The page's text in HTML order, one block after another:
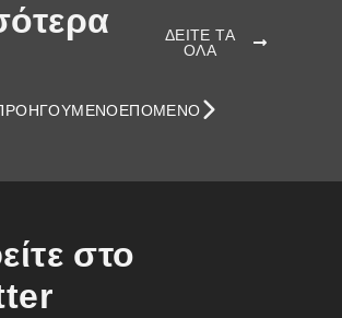
ΔΕΙΤΕ ΤΑ
ΟΛΑ
ΕΠΌΜΕΝΟ
στο